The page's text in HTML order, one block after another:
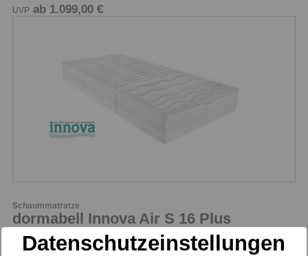
UVP ab 1.099,00 €
Schaummatratze
dormabell Innova Air S 16 Plus
UVPab 1.329,00 €
Datenschutzeinstellungen